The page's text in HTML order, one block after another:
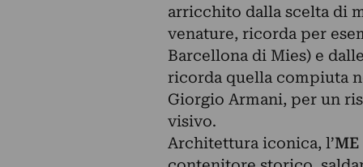
arricchito dalla scelta di
venature, ricorda per
Barcellona di Mies) e
ricorda quella compiuta
Giorgio Armani, per un
visivo.
Architettura iconica, l’